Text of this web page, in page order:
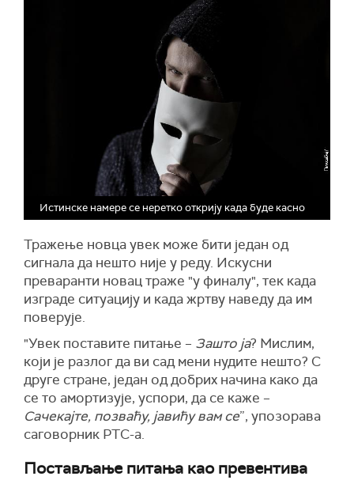
Истинске намере се неретко открију када буде касно
Тражење новца увек може бити један од
сигнала да нешто није у реду. Искусни
преваранти новац траже "у финалу", тек када
изграде ситуацију и када жртву наведу да им
поверује.
"Увек поставите питање – Зашто ја? Мислим,
који је разлог да ви сад мени нудите нешто? С
друге стране, један од добрих начина како да
се то амортизује, успори, да се каже –
Сачекајте, позваћу, јавићу вам се”, упозорава
саговорник РТС-а.
Постављање питања као превентива